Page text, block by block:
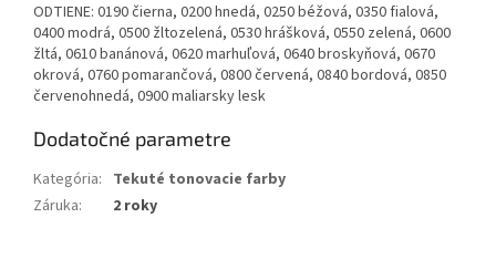
ODTIENE: 0190 čierna, 0200 hnedá, 0250 béžová, 0350 fialová,
0400 modrá, 0500 žltozelená, 0530 hrášková, 0550 zelená, 0600
žltá, 0610 banánová, 0620 marhuľová, 0640 broskyňová, 0670
okrová, 0760 pomarančová, 0800 červená, 0840 bordová, 0850
červenohnedá, 0900 maliarsky lesk
Dodatočné parametre
Kategória: Tekuté tonovacie farby
Záruka: 2 roky